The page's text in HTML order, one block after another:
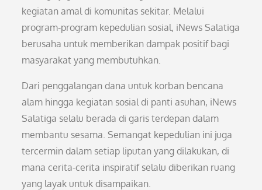
kegiatan amal di komunitas sekitar. Melalui
program-program kepedulian sosial, iNews Salatiga
berusaha untuk memberikan dampak positif bagi
masyarakat yang membutuhkan.
Dari penggalangan dana untuk korban bencana
alam hingga kegiatan sosial di panti asuhan, iNews
Salatiga selalu berada di garis terdepan dalam
membantu sesama. Semangat kepedulian ini juga
tercermin dalam setiap liputan yang dilakukan, di
mana cerita-cerita inspiratif selalu diberikan ruang
yang layak untuk disampaikan.